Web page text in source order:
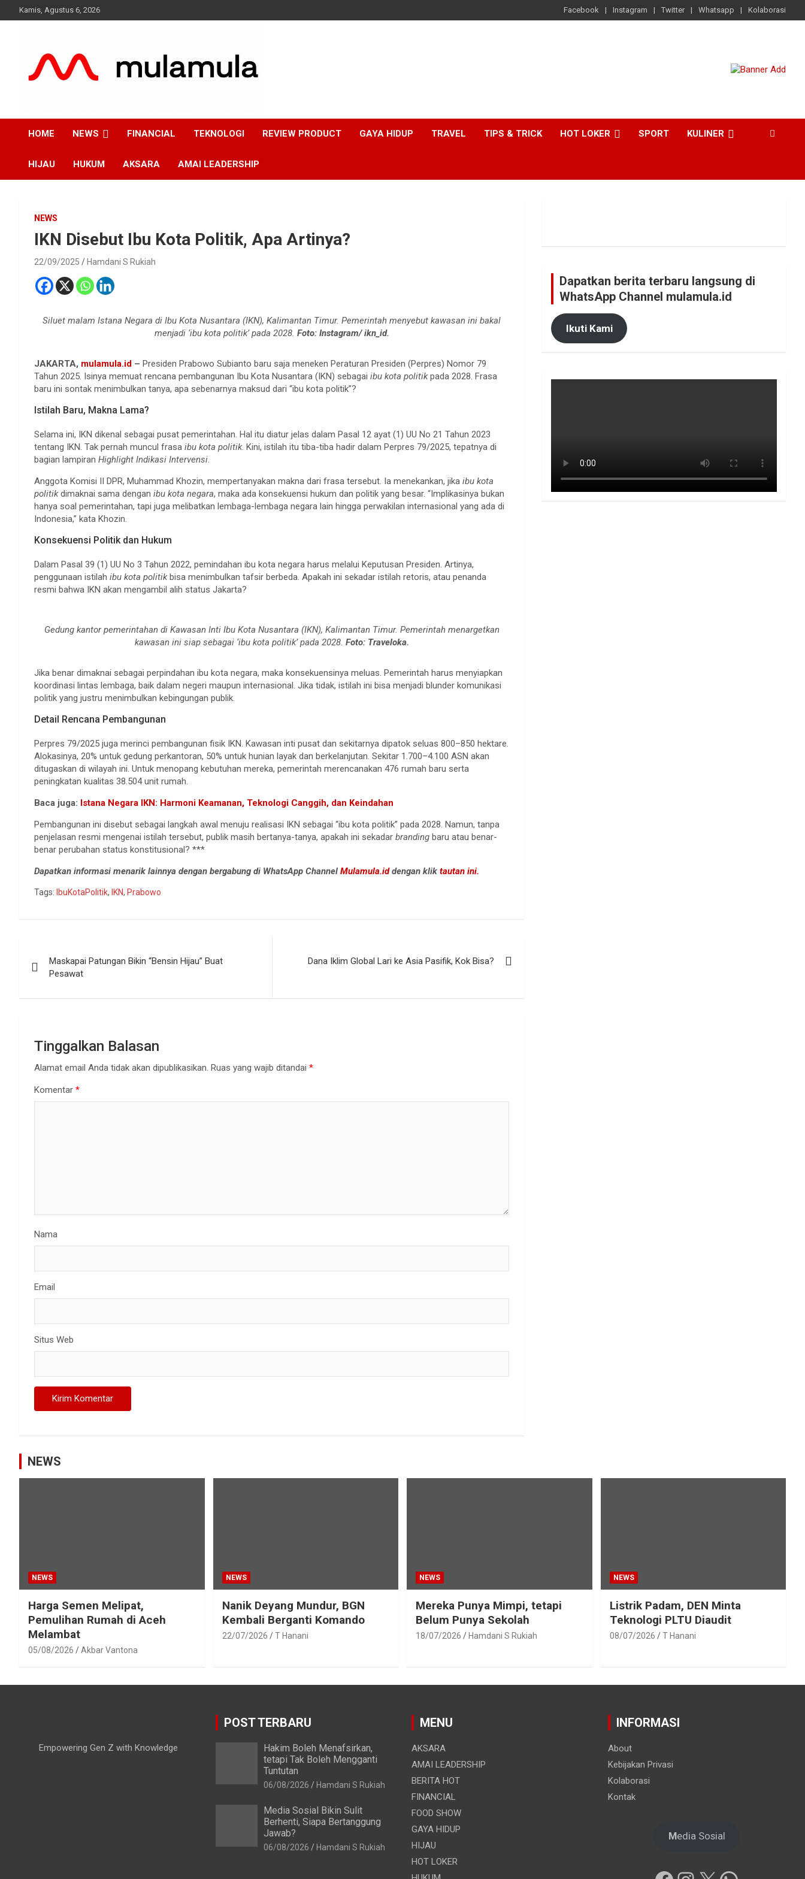
to
Kamis, Agustus 6, 2026 Facebook Instagram Twitter Whatsapp Kolaborasi
MulaMula
Medianya para Gen Z
HOME
NEWS FINANCIAL TEKNOLOGI REVIEW PRODUCT GAYA HIDUP TRAVEL TIPS & TRICK HOT LOKER SPORT KULINER
HIJAU HUKUM AKSARA AMAI LEADERSHIP
NEWS
IKN Disebut Ibu Kota Politik, Apa Artinya?
22/09/2025 Hamdani S Rukiah
Siluet malam Istana Negara di Ibu Kota Nusantara (IKN), Kalimantan Timur. Pemerintah menyebut kawasan ini bakal
menjadi ‘ibu kota politik’ pada 2028. Foto: Instagram/ ikn_id.
JAKARTA, mulamula.id – Presiden Prabowo Subianto baru saja meneken Peraturan Presiden (Perpres) Nomor 79
Tahun 2025. Isinya memuat rencana pembangunan Ibu Kota Nusantara (IKN) sebagai ibu kota politikpada 2028. Frasa
baru ini sontak menimbulkan tanya, apa sebenarnya maksud dari “ibu kota politik”?
Istilah Baru, Makna Lama?
Selama ini, IKN dikenal sebagai pusat pemerintahan. Hal itu diatur jelas dalam Pasal 12 ayat (1) UU No 21 Tahun 2023
tentang IKN. Tak pernah muncul frasa ibu kota politik. Kini, istilah itu tiba-tiba hadir dalam Perpres 79/2025, tepatnya di
bagian lampiran Highlight Indikasi Intervensi.
Anggota Komisi II DPR, Muhammad Khozin, mempertanyakan makna dari frasa tersebut. Ia menekankan, jika ibu kota
politikdimaknai sama dengan ibu kota negara, maka ada konsekuensi hukum dan politik yang besar. “Implikasinya bukan
hanya soal pemerintahan, tapi juga melibatkan lembaga-lembaga negara lain hingga perwakilan internasional yang ada di
Indonesia,” kata Khozin.
Konsekuensi Politik dan Hukum
Dalam Pasal 39 (1) UU No 3 Tahun 2022, pemindahan ibu kota negara harus melalui Keputusan Presiden. Artinya,
penggunaan istilah ibu kota politikbisa menimbulkan tafsir berbeda. Apakah ini sekadar istilah retoris, atau penanda
resmi bahwa IKN akan mengambil alih status Jakarta?
Gedung kantor pemerintahan di Kawasan Inti Ibu Kota Nusantara (IKN), Kalimantan Timur. Pemerintah menargetkan
kawasan ini siap sebagai ‘ibu kota politik’ pada 2028. Foto: Traveloka.
Jika benar dimaknai sebagai perpindahan ibu kota negara, maka konsekuensinya meluas. Pemerintah harus menyiapkan
koordinasi lintas lembaga, baik dalam negeri maupun internasional. Jika tidak, istilah ini bisa menjadi blunder komunikasi
politik yang justru menimbulkan kebingungan publik.
Detail Rencana Pembangunan
Perpres 79/2025 juga merinci pembangunan fisik IKN. Kawasan inti pusat dan sekitarnya dipatok seluas 800–850 hektare.
Alokasinya, 20% untuk gedung perkantoran, 50% untuk hunian layak dan berkelanjutan. Sekitar 1.700–4.100 ASN akan
ditugaskan di wilayah ini. Untuk menopang kebutuhan mereka, pemerintah merencanakan 476 rumah baru serta
peningkatan kualitas 38.504 unit rumah.
Baca juga: Istana Negara IKN: Harmoni Keamanan, Teknologi Canggih, dan Keindahan
Pembangunan ini disebut sebagai langkah awal menuju realisasi IKN sebagai “ibu kota politik” pada 2028. Namun, tanpa
penjelasan resmi mengenai istilah tersebut, publik masih bertanya-tanya, apakah ini sekadar branding baru atau benar-
benar perubahan status konstitusional? ***
Dapatkan informasi menarik lainnya dengan bergabung di WhatsApp Channel Mulamula.iddengan klik tautan ini.
Tags: IbuKotaPolitik, IKN, Prabowo
pos
Maskapai Patungan Bikin “Bensin Hijau” Buat
Pesawat
Dana Iklim Global Lari ke Asia Pasifik, Kok Bisa?
Tinggalkan Balasan
Alamat email Anda tidak akan dipublikasikan. Ruas yang wajib ditandai *
Komentar *
Nama
Email
Situs Web
Dapatkan berita terbaru langsung di
WhatsApp Channel mulamula.id
Ikuti Kami
NEWS
NEWS
Harga Semen Melipat,
Pemulihan Rumah di Aceh
Melambat
05/08/2026 Akbar Vantona
NEWS
Nanik Deyang Mundur, BGN
Kembali Berganti Komando
22/07/2026 T Hanani
NEWS
Mereka Punya Mimpi, tetapi
Belum Punya Sekolah
18/07/2026 Hamdani S Rukiah
NEWS
Listrik Padam, DEN Minta
Teknologi PLTU Diaudit
08/07/2026 T Hanani
Empowering Gen Z with Knowledge
POST TERBARU
Hakim Boleh Menafsirkan,
tetapi Tak Boleh Mengganti
Tuntutan
06/08/2026 Hamdani S Rukiah
Media Sosial Bikin Sulit
Berhenti, Siapa Bertanggung
Jawab?
06/08/2026 Hamdani S Rukiah
MENU
AKSARA
AMAI LEADERSHIP
BERITA HOT
FINANCIAL
FOOD SHOW
GAYA HIDUP
HIJAU
HOT LOKER
INFORMASI
About
Kebijakan Privasi
Kolaborasi
Kontak
Media Sosial